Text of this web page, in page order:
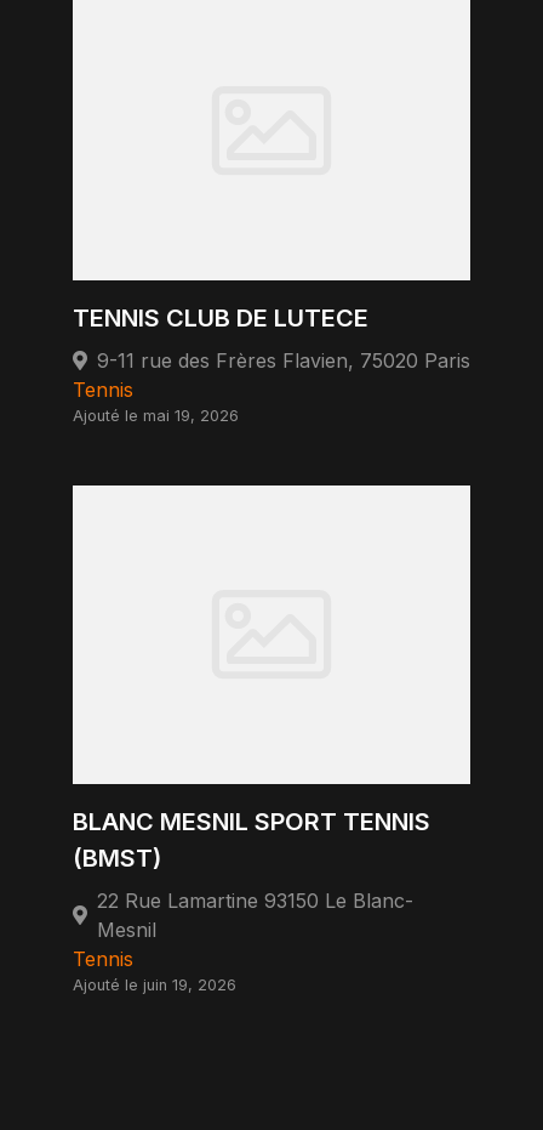
TENNIS CLUB DE LUTECE
9-11 rue des Frères Flavien, 75020 Paris
Tennis
Ajouté le mai 19, 2026
BLANC MESNIL SPORT TENNIS
(BMST)
22 Rue Lamartine 93150 Le Blanc-
Mesnil
Tennis
Ajouté le juin 19, 2026